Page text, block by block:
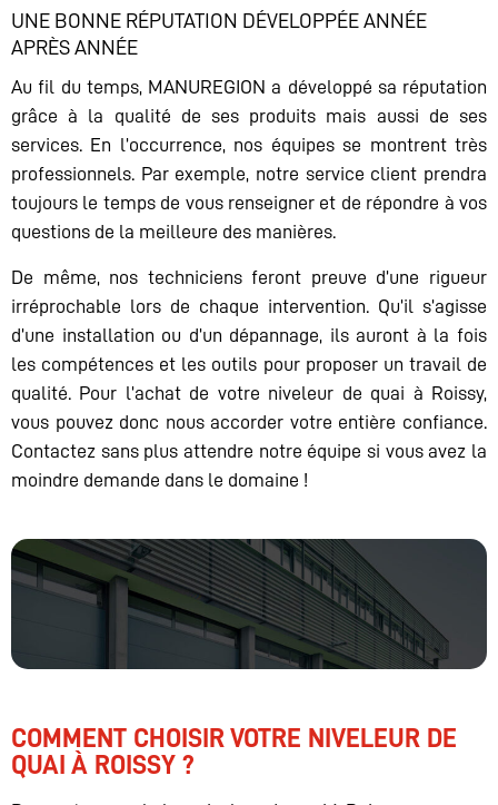
UNE BONNE RÉPUTATION DÉVELOPPÉE ANNÉE
APRÈS ANNÉE
Au fil du temps, MANUREGION a développé sa réputation
grâce à la qualité de ses produits mais aussi de ses
services. En l’occurrence, nos équipes se montrent très
professionnels. Par exemple, notre service client prendra
toujours le temps de vous renseigner et de répondre à vos
questions de la meilleure des manières.
De même, nos techniciens feront preuve d’une rigueur
irréprochable lors de chaque intervention. Qu’il s’agisse
d’une installation ou d’un dépannage, ils auront à la fois
les compétences et les outils pour proposer un travail de
qualité. Pour l’achat de votre niveleur de quai à Roissy,
vous pouvez donc nous accorder votre entière confiance.
Contactez sans plus attendre notre équipe si vous avez la
moindre demande dans le domaine !
COMMENT CHOISIR VOTRE NIVELEUR DE
QUAI À ROISSY ?